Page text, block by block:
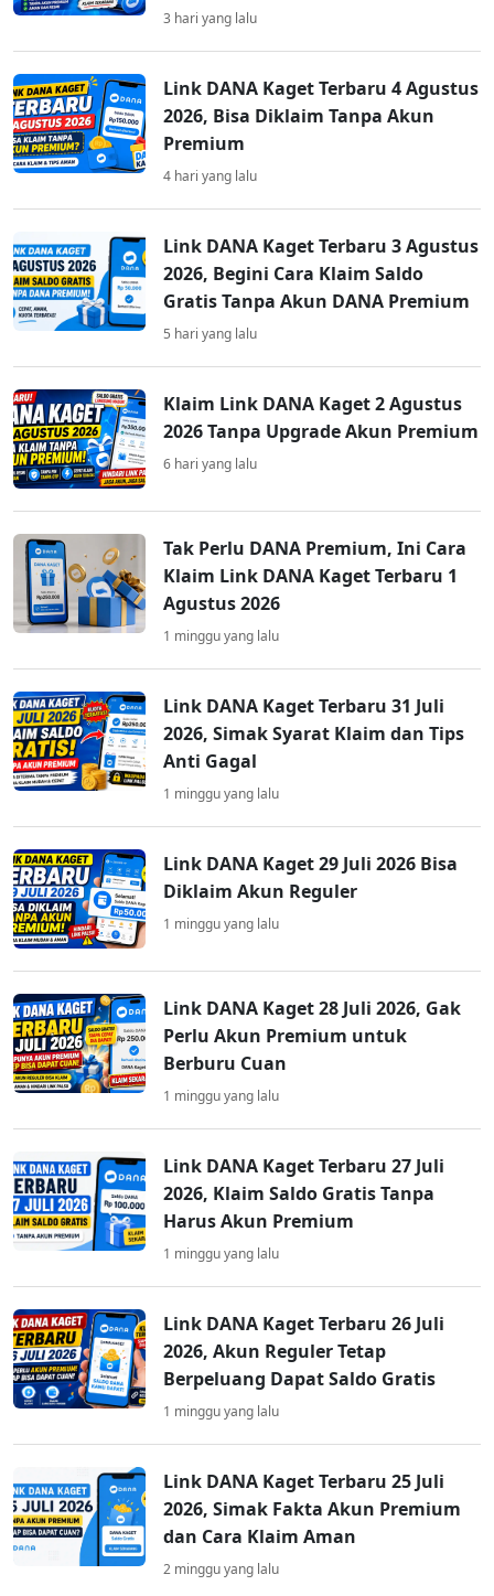
3 hari yang lalu
Link DANA Kaget Terbaru 4 Agustus
2026, Bisa Diklaim Tanpa Akun
Premium
4 hari yang lalu
Link DANA Kaget Terbaru 3 Agustus
2026, Begini Cara Klaim Saldo
Gratis Tanpa Akun DANA Premium
5 hari yang lalu
Klaim Link DANA Kaget 2 Agustus
2026 Tanpa Upgrade Akun Premium
6 hari yang lalu
Tak Perlu DANA Premium, Ini Cara
Klaim Link DANA Kaget Terbaru 1
Agustus 2026
1 minggu yang lalu
Link DANA Kaget Terbaru 31 Juli
2026, Simak Syarat Klaim dan Tips
Anti Gagal
1 minggu yang lalu
Link DANA Kaget 29 Juli 2026 Bisa
Diklaim Akun Reguler
1 minggu yang lalu
Link DANA Kaget 28 Juli 2026, Gak
Perlu Akun Premium untuk
Berburu Cuan
1 minggu yang lalu
Link DANA Kaget Terbaru 27 Juli
2026, Klaim Saldo Gratis Tanpa
Harus Akun Premium
1 minggu yang lalu
Link DANA Kaget Terbaru 26 Juli
2026, Akun Reguler Tetap
Berpeluang Dapat Saldo Gratis
1 minggu yang lalu
Link DANA Kaget Terbaru 25 Juli
2026, Simak Fakta Akun Premium
dan Cara Klaim Aman
2 minggu yang lalu